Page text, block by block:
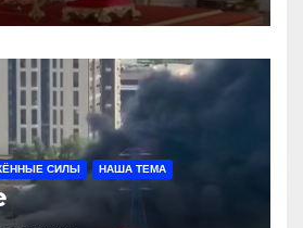
СИЛЫ НАША ТЕМА